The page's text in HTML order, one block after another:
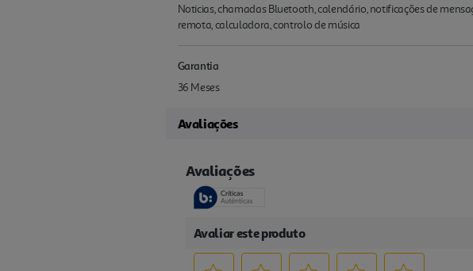
Noticias, chamadas Bluetooth, calendário, notificações de
remota, calculadora, controlo de música
Garantia
36 Meses
Avaliações